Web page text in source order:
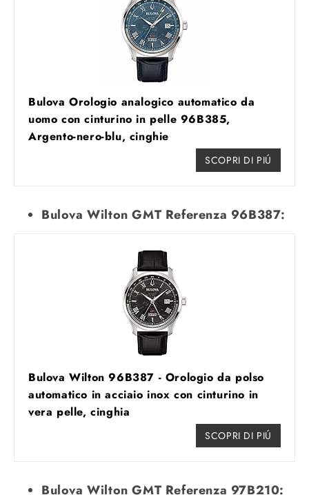
Bulova Orologio analogico automatico da
uomo con cinturino in pelle 96B385,
Argento-nero-blu, cinghie
SCOPRI DI PIÚ
Bulova Wilton GMT Referenza 96B387:
Bulova Wilton 96B387 - Orologio da polso
automatico in acciaio inox con cinturino in
vera pelle, cinghia
SCOPRI DI PIÚ
Bulova Wilton GMT Referenza 97B210: